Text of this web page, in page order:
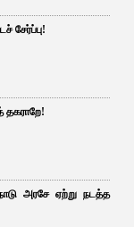
சேர்ப்பு!
அரசே ஏற்று நடத்த